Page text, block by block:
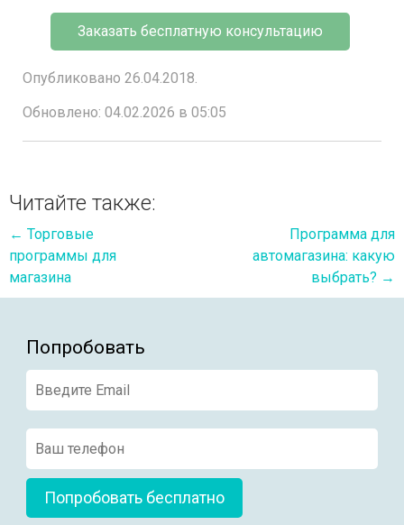
Заказать бесплатную консультацию
Опубликовано 26.04.2018.
Обновлено: 04.02.2026 в 05:05
Читайте также:
← Торговые
программы для
магазина
Программа для
автомагазина: какую
выбрать? →
Попробовать
Попробовать бесплатно